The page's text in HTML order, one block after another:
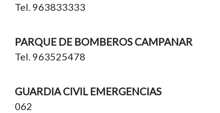
Tel. 963833333
PARQUE DE BOMBEROS CAMPANAR
Tel. 963525478
GUARDIA CIVIL EMERGENCIAS
062